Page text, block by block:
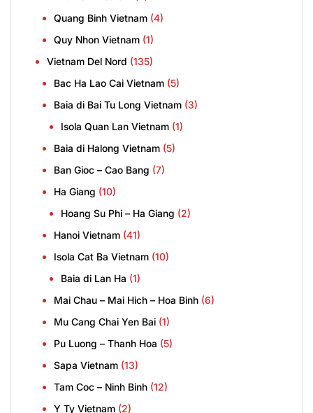
Quang Binh Vietnam (4)
Quy Nhon Vietnam (1)
Vietnam Del Nord (135)
Bac Ha Lao Cai Vietnam (5)
Baia di Bai Tu Long Vietnam (3)
Isola Quan Lan Vietnam (1)
Baia di Halong Vietnam (5)
Ban Gioc – Cao Bang (7)
Ha Giang (10)
Hoang Su Phi – Ha Giang (2)
Hanoi Vietnam (41)
Isola Cat Ba Vietnam (10)
Baia di Lan Ha (1)
Mai Chau – Mai Hich – Hoa Binh (6)
Mu Cang Chai Yen Bai (1)
Pu Luong – Thanh Hoa (5)
Sapa Vietnam (13)
Tam Coc – Ninh Binh (12)
Y Ty Vietnam (2)